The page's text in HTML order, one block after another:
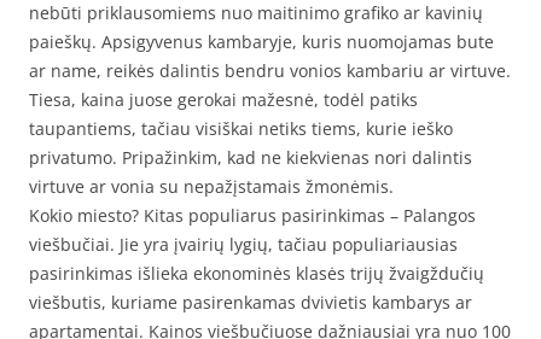
nebūti priklausomiems nuo maitinimo grafiko ar kavinių
paieškų. Apsigyvenus kambaryje, kuris nuomojamas bute
ar name, reikės dalintis bendru vonios kambariu ar virtuve.
Tiesa, kaina juose gerokai mažesnė, todėl patiks
taupantiems, tačiau visiškai netiks tiems, kurie ieško
privatumo. Pripažinkim, kad ne kiekvienas nori dalintis
virtuve ar vonia su nepažįstamais žmonėmis.
Kokio miesto? Kitas populiarus pasirinkimas – Palangos
viešbučiai. Jie yra įvairių lygių, tačiau populiariausias
pasirinkimas išlieka ekonominės klasės trijų žvaigždučių
viešbutis, kuriame pasirenkamas dvivietis kambarys ar
apartamentai. Kainos viešbučiuose dažniausiai yra nuo 100